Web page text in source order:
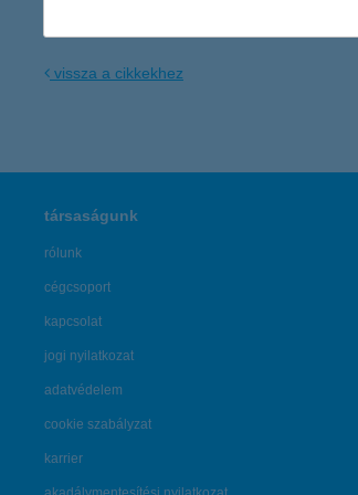
vissza a cikkekhez
társaságunk
rólunk
cégcsoport
kapcsolat
jogi nyilatkozat
adatvédelem
cookie szabályzat
karrier